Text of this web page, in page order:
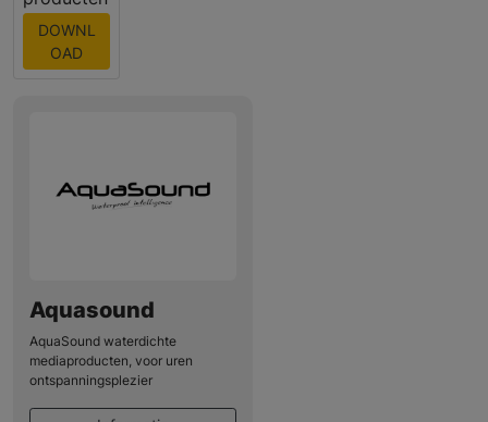
DOWNL
OAD
Aquasound
AquaSound waterdichte
mediaproducten, voor uren
ontspanningsplezier